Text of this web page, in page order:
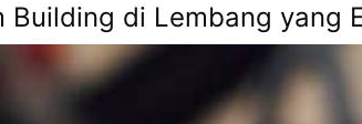
Building di Lembang yang